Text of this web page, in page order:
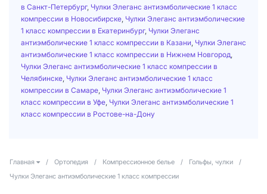
в Санкт-Петербург, Чулки Элеганс антиэмболические 1 класс
компрессии в Новосибирске, Чулки Элеганс антиэмболические
1 класс компрессии в Екатеринбург, Чулки Элеганс
антиэмболические 1 класс компрессии в Казани, Чулки Элеганс
антиэмболические 1 класс компрессии в Нижнем Новгород,
Чулки Элеганс антиэмболические 1 класс компрессии в
Челябинске, Чулки Элеганс антиэмболические 1 класс
компрессии в Самаре, Чулки Элеганс антиэмболические 1
класс компрессии в Уфе, Чулки Элеганс антиэмболические 1
класс компрессии в Ростове-на-Дону
Главная / Ортопедия / Компрессионное белье / Гольфы, чулки
/
Чулки Элеганс антиэмболические 1 класс компрессии